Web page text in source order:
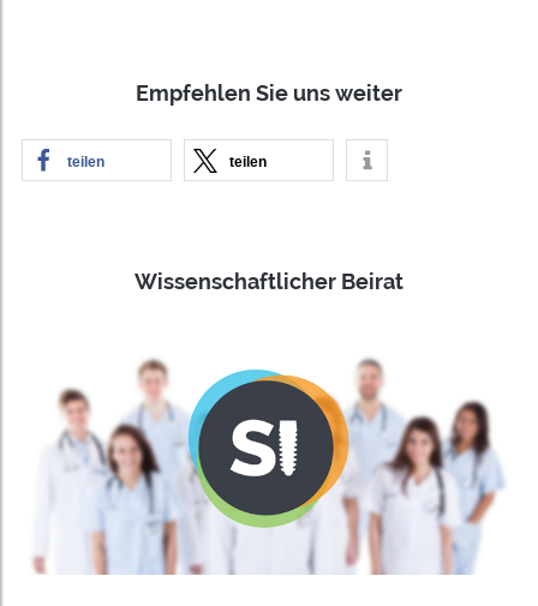
Empfehlen Sie uns weiter
teilen teilen
Wissenschaftlicher Beirat